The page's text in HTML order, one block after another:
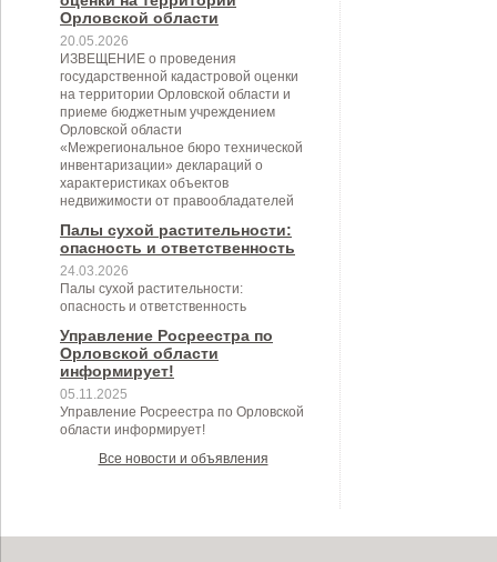
Орловской области
20.05.2026
ИЗВЕЩЕНИЕ о проведения
государственной кадастровой оценки
на территории Орловской области и
приеме бюджетным учреждением
Орловской области
«Межрегиональное бюро технической
инвентаризации» деклараций о
характеристиках объектов
недвижимости от правообладателей
Палы сухой растительности:
опасность и ответственность
24.03.2026
Палы сухой растительности:
опасность и ответственность
Управление Росреестра по
Орловской области
информирует!
05.11.2025
Управление Росреестра по Орловской
области информирует!
Все новости и объявления